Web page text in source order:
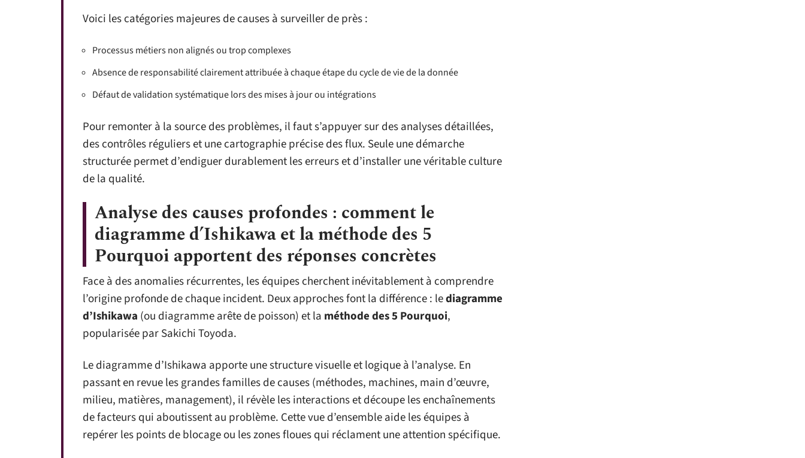
Voici les catégories majeures de causes à surveiller de près :
Processus métiers non alignés ou trop complexes
Absence de responsabilité clairement attribuée à chaque étape du cycle de vie de la donnée
Défaut de validation systématique lors des mises à jour ou intégrations
Pour remonter à la source des problèmes, il faut s’appuyer sur des analyses détaillées,
des contrôles réguliers et une cartographie précise des flux. Seule une démarche
structurée permet d’endiguer durablement les erreurs et d’installer une véritable culture
de la qualité.
Analyse des causes profondes : comment le
diagramme d’Ishikawa et la méthode des 5
Pourquoi apportent des réponses concrètes
Face à des anomalies récurrentes, les équipes cherchent inévitablement à comprendre
l’origine profonde de chaque incident. Deux approches font la différence : lediagramme
d’Ishikawa (ou diagramme arête de poisson) et la méthode des 5 Pourquoi,
popularisée par Sakichi Toyoda.
Le diagramme d’Ishikawa apporte une structure visuelle et logique à l’analyse. En
passant en revue les grandes familles de causes (méthodes, machines, main d’œuvre,
milieu, matières, management), il révèle les interactions et découpe les enchaînements
de facteurs qui aboutissent au problème. Cette vue d’ensemble aide les équipes à
repérer les points de blocage ou les zones floues qui réclament une attention spécifique.